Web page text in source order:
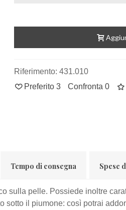
Riferimento: 431.010
Preferito 3 Confronta 0
Tempo di consegna Spese
sulla pelle. Possiede inoltre
il piumone: così potrai